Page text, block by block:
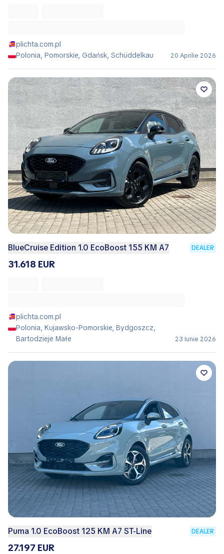
plichta.com.pl
Polonia, Pomorskie, Gdańsk, Schüddelkau
20 Aprilie 2026
BlueCruise Edition 1.0 EcoBoost 155 KM A7 DEALER
31.618 EUR
plichta.com.pl
Polonia, Kujawsko-Pomorskie, Bydgoszcz,
Bartodzieje Małe
23 Iunie 2026
Puma 1.0 EcoBoost 125 KM A7 ST-Line DEALER
27.197 EUR